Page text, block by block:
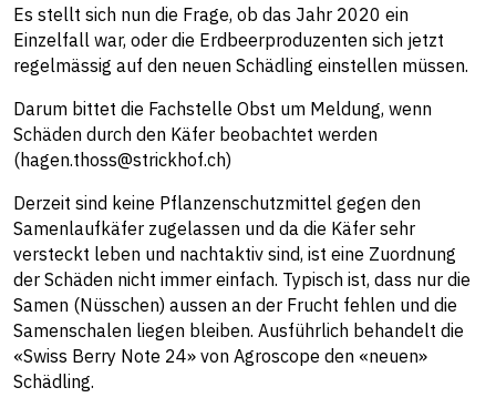
Es stellt sich nun die Frage, ob das Jahr 2020 ein
Einzelfall war, oder die Erdbeerproduzenten sich jetzt
regelmässig auf den neuen Schädling einstellen müssen.
Darum bittet die Fachstelle Obst um Meldung, wenn
Schäden durch den Käfer beobachtet werden
(hagen.thoss@strickhof.ch)
Derzeit sind keine Pflanzenschutzmittel gegen den
Samenlaufkäfer zugelassen und da die Käfer sehr
versteckt leben und nachtaktiv sind, ist eine Zuordnung
der Schäden nicht immer einfach. Typisch ist, dass nur die
Samen (Nüsschen) aussen an der Frucht fehlen und die
Samenschalen liegen bleiben. Ausführlich behandelt die
«Swiss Berry Note 24» von Agroscope den «neuen»
Schädling.